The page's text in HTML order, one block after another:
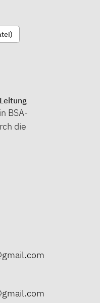
BSA-
die